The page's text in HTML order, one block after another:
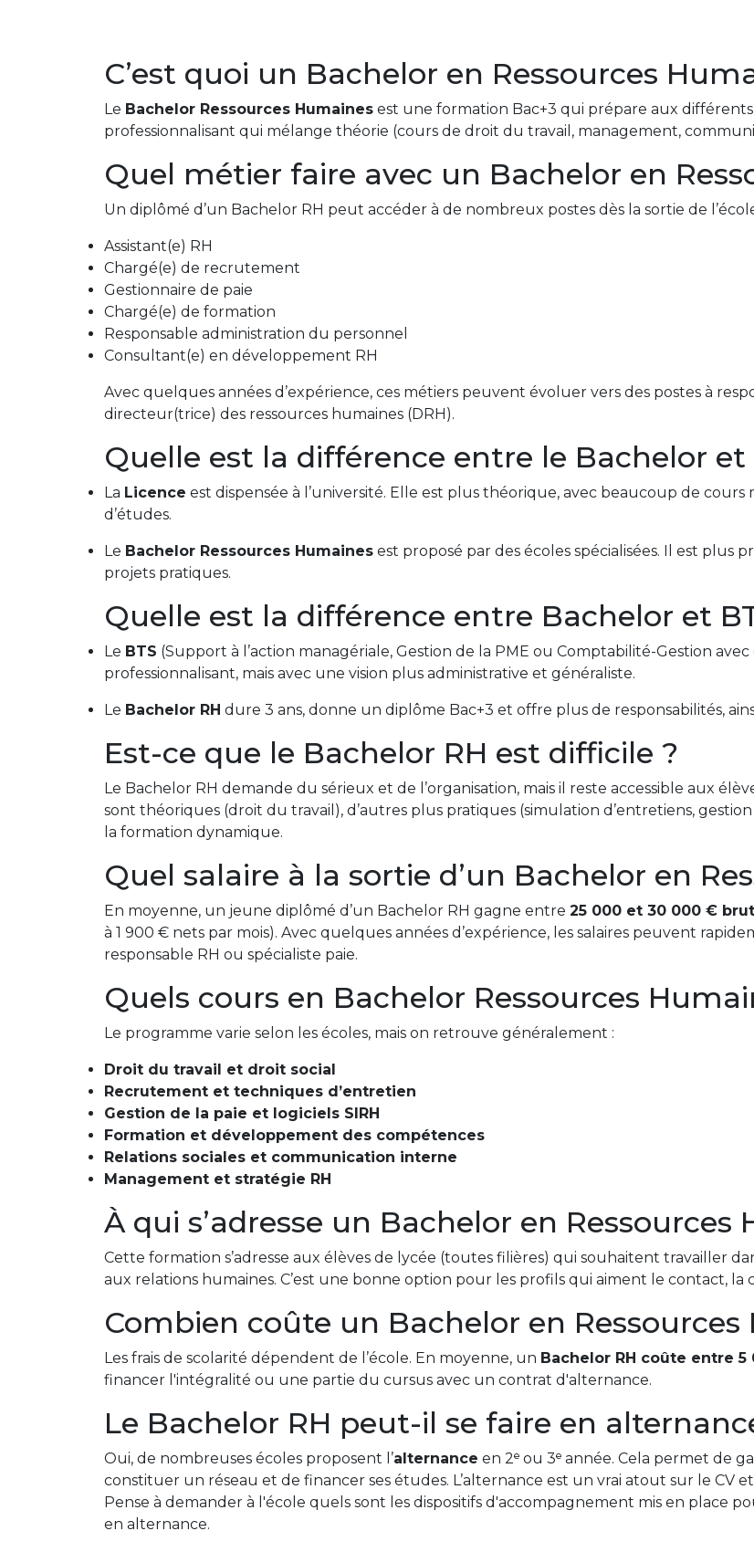
C’est quoi un Bachelor en Ressources
Le Bachelor Ressources Humaines est une formation Bac+3 qui prépare aux
professionnalisant qui mélange théorie (cours de droit du travail, management,
Quel métier faire avec un Bachelor en
Un diplômé d’un Bachelor RH peut accéder à de nombreux postes dès la sortie de
Assistant(e) RH
Chargé(e) de recrutement
Gestionnaire de paie
Chargé(e) de formation
Responsable administration du personnel
Consultant(e) en développement RH
Avec quelques années d’expérience, ces métiers peuvent évoluer vers des postes à
directeur(trice) des ressources humaines (DRH).
Quelle est la différence entre le Bachelor et
La Licence est dispensée à l’université. Elle est plus théorique, avec beaucoup de
d’études.
Le Bachelor Ressources Humaines est proposé par des écoles spécialisées. Il est plus
projets pratiques.
Quelle est la différence entre Bachelor et
Le BTS (Support à l’action managériale, Gestion de la PME ou Comptabilité-Gestion
professionnalisant, mais avec une vision plus administrative et généraliste.
Le Bachelor RH dure 3 ans, donne un diplôme Bac+3 et offre plus de responsabilités,
Est-ce que le Bachelor RH est difficile ?
Le Bachelor RH demande du sérieux et de l’organisation, mais il reste accessible aux
sont théoriques (droit du travail), d’autres plus pratiques (simulation d’entretiens,
la formation dynamique.
Quel salaire à la sortie d’un Bachelor en
En moyenne, un jeune diplômé d’un Bachelor RH gagne entre 25 000 et 30 000 €
à 1 900 € nets par mois). Avec quelques années d’expérience, les salaires peuvent
responsable RH ou spécialiste paie.
Quels cours en Bachelor Ressources
Le programme varie selon les écoles, mais on retrouve généralement :
Droit du travail et droit social
Recrutement et techniques d’entretien
Gestion de la paie et logiciels SIRH
Formation et développement des compétences
Relations sociales et communication interne
Management et stratégie RH
À qui s’adresse un Bachelor en Ressources
Cette formation s’adresse aux élèves de lycée (toutes filières) qui souhaitent travailler
aux relations humaines. C’est une bonne option pour les profils qui aiment le contact,
Combien coûte un Bachelor en Ressources
Les frais de scolarité dépendent de l’école. En moyenne, un Bachelor RH coûte entre
financer l'intégralité ou une partie du cursus avec un contrat d'alternance.
Le Bachelor RH peut-il se faire en
Oui, de nombreuses écoles proposent l’alternance en 2ᵉ ou 3ᵉ année. Cela permet de
constituer un réseau et de financer ses études. L’alternance est un vrai atout sur le CV
Pense à demander à l'école quels sont les dispositifs d'accompagnement mis en place
en alternance.